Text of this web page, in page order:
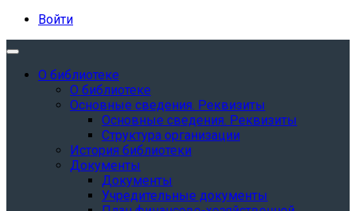
Войти
О библиотеке
О библиотеке
Основные сведения. Реквизиты
Основные сведения. Реквизиты
Структура организации
История библиотеки
Документы
Документы
Учредительные документы